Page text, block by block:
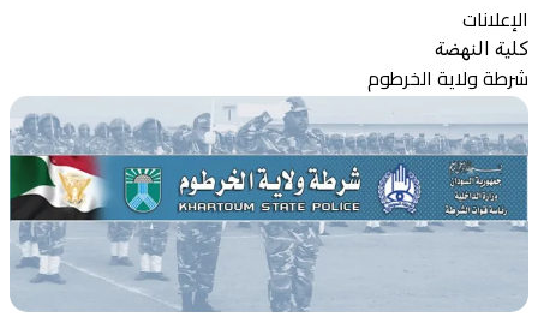
الإعلانات
كلية النهضة
شرطة ولاية الخرطوم